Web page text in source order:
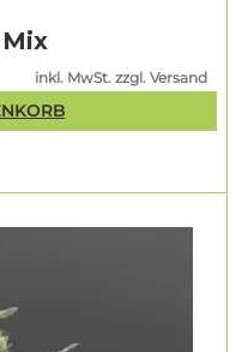
inkl. MwSt. zzgl. Versand